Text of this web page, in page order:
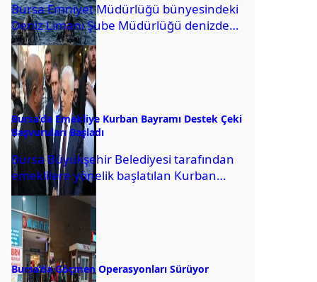
Bursa Emniyet Müdürlüğü bünyesindeki
Deniz Limanı Şube Müdürlüğü denizden
göllere, derelerden akarsulara kadar
geniş bir sorumluluk sahasında 7...
Bursa’da Emekliye Kurban Bayramı Destek Çeki
Başvuruları Başladı
Bursa Büyükşehir Belediyesi tarafından
emeklilere yönelik başlatılan Kurban
Bayramı Destek Çeki yardımında
başvuru süreci başladı. İşte detaylar.
Bursa...
Bursa’da Göçmen Operasyonları Sürüyor